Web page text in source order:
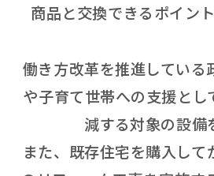
商品と交換できるポイン
働き方改革を推進している
や子育て世帯への支援とし
減する対象の設備
また、既存住宅を購入し